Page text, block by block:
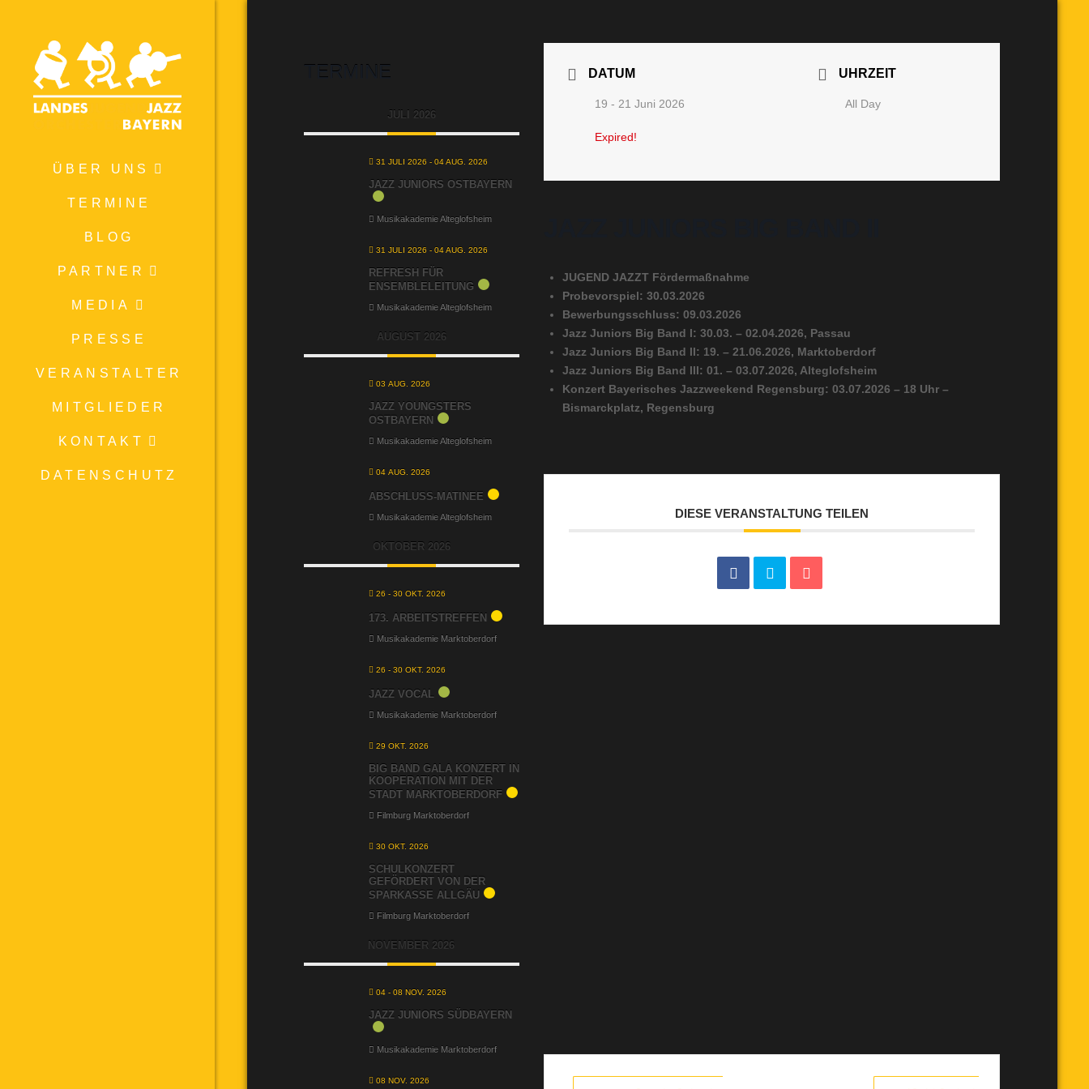
ÜBER UNS
TERMINE
BLOG
PARTNER
MEDIA
PRESSE
VERANSTALTER
MITGLIEDER
KONTAKT
DATENSCHUTZ
TERMINE
JULI 2026
31 JULI 2026 - 04 AUG. 2026
JAZZ JUNIORS OSTBAYERN
Musikakademie Alteglofsheim
31 JULI 2026 - 04 AUG. 2026
REFRESH FÜR
ENSEMBLELEITUNG
Musikakademie Alteglofsheim
AUGUST 2026
03 AUG. 2026
JAZZ YOUNGSTERS
OSTBAYERN
Musikakademie Alteglofsheim
04 AUG. 2026
ABSCHLUSS-MATINEE
Musikakademie Alteglofsheim
OKTOBER 2026
26 - 30 OKT. 2026
173. ARBEITSTREFFEN
Musikakademie Marktoberdorf
26 - 30 OKT. 2026
JAZZ VOCAL
Musikakademie Marktoberdorf
29 OKT. 2026
BIG BAND GALA KONZERT IN
KOOPERATION MIT DER
STADT MARKTOBERDORF
Filmburg Marktoberdorf
30 OKT. 2026
SCHULKONZERT
GEFÖRDERT VON DER
SPARKASSE ALLGÄU
Filmburg Marktoberdorf
NOVEMBER 2026
04 - 08 NOV. 2026
JAZZ JUNIORS SÜDBAYERN
Musikakademie Marktoberdorf
08 NOV. 2026
DATUM
19 - 21 Juni 2026
Expired!
UHRZEIT
All Day
JUGEND JAZZT Fördermaßnahme
Probevorspiel: 30.03.2026
Bewerbungsschluss: 09.03.2026
Jazz Juniors Big Band I: 30.03. – 02.04.2026, Passau
Jazz Juniors Big Band II: 19. – 21.06.2026, Marktoberdorf
Jazz Juniors Big Band III: 01. – 03.07.2026, Alteglofsheim
Konzert Bayerisches Jazzweekend Regensburg: 03.07.2026 – 18 Uhr –
Bismarckplatz, Regensburg
DIESE VERANSTALTUNG TEILEN